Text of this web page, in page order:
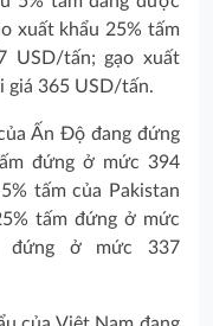
xuất khẩu 25% tấm
USD/tấn; gạo xuất
giá 365 USD/tấn.
Ấn Độ đang đứng
đứng ở mức 394
tấm của Pakistan
tấm đứng ở mức
đứng ở mức 337